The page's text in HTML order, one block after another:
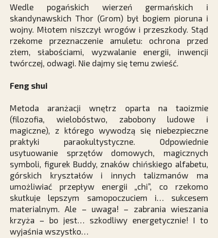
Wedle pogańskich wierzeń germańskich i
skandynawskich Thor (Grom) był bogiem pioruna i
wojny. Młotem niszczył wrogów i przeszkody. Stąd
rzekome przeznaczenie amuletu: ochrona przed
złem, słabościami, wyzwalanie energii, inwencji
twórczej, odwagi. Nie dajmy się temu zwieść.
Feng shui
Metoda aranżacji wnętrz oparta na taoizmie
(filozofia, wielobóstwo, zabobony ludowe i
magiczne), z którego wywodzą się niebezpieczne
praktyki paraokultystyczne. Odpowiednie
usytuowanie sprzętów domowych, magicznych
symboli, figurek Buddy, znaków chińskiego alfabetu,
górskich kryształów i innych talizmanów ma
umożliwiać przepływ energii „chi”, co rzekomo
skutkuje lepszym samopoczuciem i… sukcesem
materialnym. Ale – uwaga! – zabrania wieszania
krzyża – bo jest… szkodliwy energetycznie! I to
wyjaśnia wszystko…